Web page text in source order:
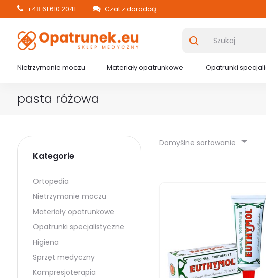
+48 61 610 2041 Czat z doradcą
Nietrzymanie moczu Materiały opatrunkowe Opatrunki
pasta różowa
Domyślne sortowanie
Kategorie
Ortopedia
Nietrzymanie moczu
Materiały opatrunkowe
Opatrunki specjalistyczne
Higiena
Sprzęt medyczny
Kompresjoterapia